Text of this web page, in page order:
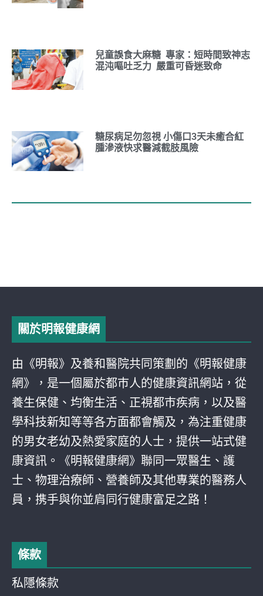
兒童誤食大麻糖 專家：短時間致神志
混沌嘔吐乏力 嚴重可昏迷致命
糖尿病足勿忽視 小傷口3天未癒合紅
腫滲液快求醫減截肢風險
關於明報健康網
由《明報》及養和醫院共同策劃的《明報健康
網》，是一個屬於都巿人的健康資訊網站，從
養生保健、均衡生活、正視都巿疾病，以及醫
學科技新知等等各方面都會觸及，為注重健康
的男女老幼及熱愛家庭的人士，提供一站式健
康資訊。《明報健康網》聯同一眾醫生、護
士、物理治療師、營養師及其他專業的醫務人
員，携手與你並肩同行健康富足之路！
條款
私隱條款